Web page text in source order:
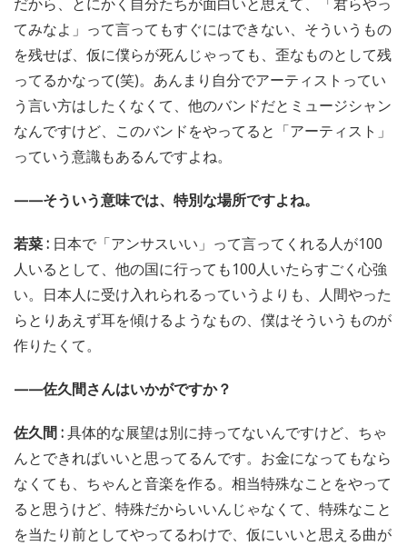
てみなよ」って言ってもすぐにはできない、そういうもの
を残せば、仮に僕らが死んじゃっても、歪なものとして残
ってるかなって(笑)。あんまり自分でアーティストってい
う言い方はしたくなくて、他のバンドだとミュージシャン
なんですけど、このバンドをやってると「アーティスト」
っていう意識もあるんですよね。
——そういう意味では、特別な場所ですよね。
若菜 : 日本で「アンサスいい」って言ってくれる人が100
人いるとして、他の国に行っても100人いたらすごく心強
い。日本人に受け入れられるっていうよりも、人間やった
らとりあえず耳を傾けるようなもの、僕はそういうものが
作りたくて。
——佐久間さんはいかがですか？
佐久間 :具体的な展望は別に持ってないんですけど、ちゃ
んとできればいいと思ってるんです。お金になってもなら
なくても、ちゃんと音楽を作る。相当特殊なことをやって
ると思うけど、特殊だからいいんじゃなくて、特殊なこと
を当たり前としてやってるわけで、仮にいいと思える曲が